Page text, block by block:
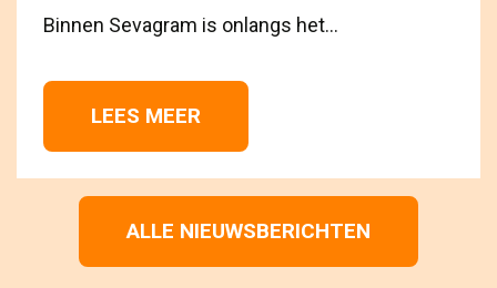
Binnen Sevagram is onlangs het...
LEES MEER
ALLE NIEUWSBERICHTEN